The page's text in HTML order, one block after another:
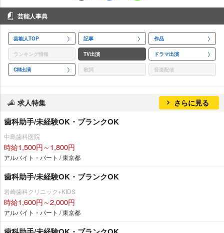
芸能人事典
芸能人TOP 記事 作品
ランキング情報 TV出演 ドラマ出演
CM出演 歌詞 音楽配信
求人特集 さらに見る
歯科助手/未経験OK・ブランクOK
中島歯科医院
時給1,500円～1,800円
アルバイト・パート / 東京都
歯科助手/未経験OK・ブランクOK
崎歯科クリニック+KIDS
時給1,600円～2,000円
アルバイト・パート / 東京都